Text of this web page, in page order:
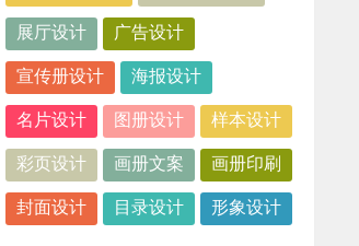
展厅设计 广告设计
宣传册设计 海报设计
名片设计 图册设计 样本设计
彩页设计 画册文案 画册印刷
封面设计 目录设计 形象设计